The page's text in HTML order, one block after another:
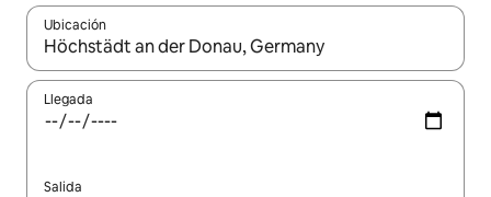
Ubicación
Cuando los resultados estén disponibles, navega con las
Llegada
Salida